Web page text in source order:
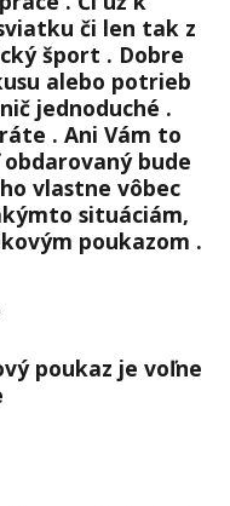
či len tak z
šport . Dobre
alebo potrieb
jednoduché .
. Ani Vám to
bude
vlastne vôbec
situáciám,
poukazom .
poukaz je voľne